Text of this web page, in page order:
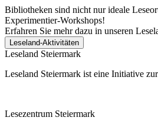
Bibliotheken sind nicht nur ideale
Experimentier-Workshops!
Erfahren Sie mehr dazu in unseren
Leseland-Aktivitäten
Leseland Steiermark
Leseland Steiermark ist eine Initiative
Lesezentrum Steiermark